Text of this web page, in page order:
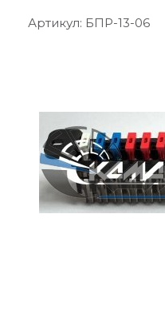
Артикул: БПР-13-06